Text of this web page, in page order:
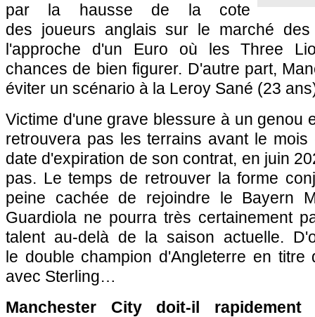
par la hausse de la cote
des joueurs anglais sur le marché
l'approche d'un Euro où les Three
chances de bien figurer. D'autre part,
éviter un scénario à la Leroy Sané (23
Victime d'une grave blessure à un genou
retrouvera pas les terrains avant le mois
date d'expiration de son contrat, en juin
pas. Le temps de retrouver la forme
peine cachée de rejoindre le Bayern
Guardiola ne pourra très certainement
talent au-delà de la saison actuelle.
le double champion d'Angleterre en
avec Sterling…
Manchester City doit-il